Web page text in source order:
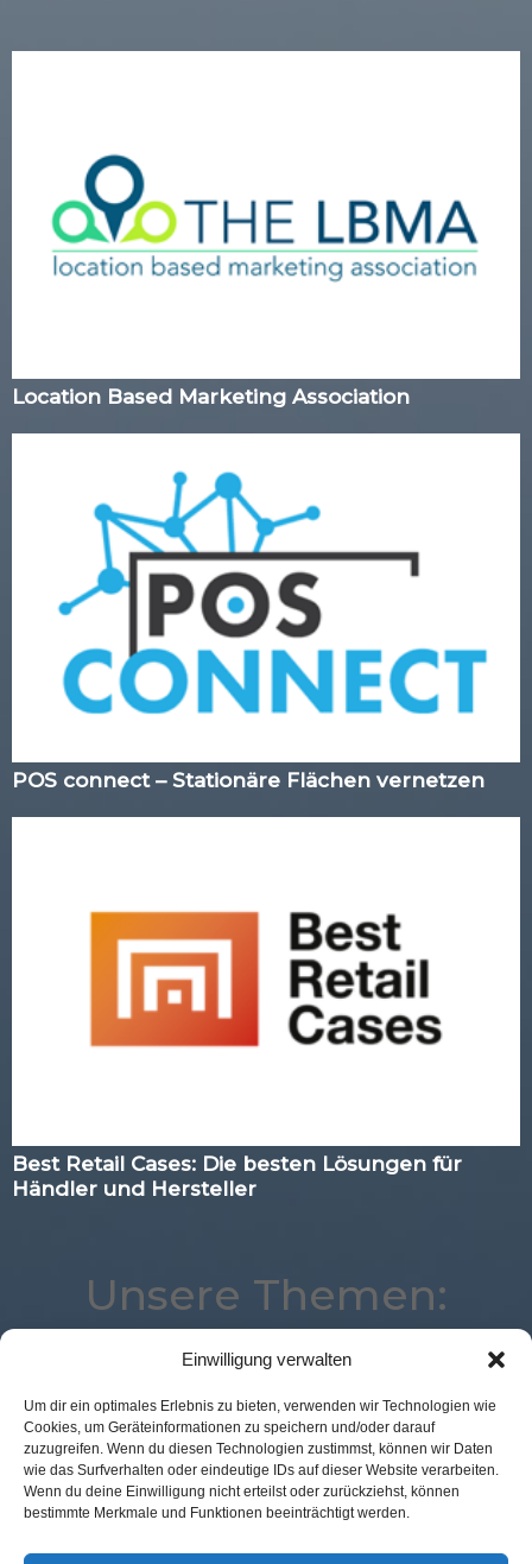
Einwilligung verwalten
Um dir ein optimales Erlebnis zu bieten, verwenden wir Technologien wie
Cookies, um Geräteinformationen zu speichern und/oder darauf
zuzugreifen. Wenn du diesen Technologien zustimmst, können wir Daten
wie das Surfverhalten oder eindeutige IDs auf dieser Website verarbeiten.
Wenn du deine Einwilligung nicht erteilst oder zurückziehst, können
bestimmte Merkmale und Funktionen beeinträchtigt werden.
Location Based Marketing Association
POS connect – Stationäre Flächen vernetzen
Best Retail Cases: Die besten Lösungen für
Händler und Hersteller
Unsere Themen:
Advertising Marketing
Künstliche Intelligenz
Payment
Logistik Analytics Mobile
Commerce
Location Loyalty
Augmented Reality
Corona
Best Retail Cases
Kassenlose Läden